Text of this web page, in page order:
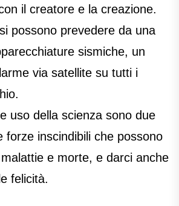
il creatore e la creazione.
possono prevedere da una
sismiche, un
via satellite su tutti i
uso della scienza sono due
forze inscindibili che possono
e morte, e darci anche
felicità.